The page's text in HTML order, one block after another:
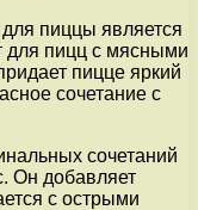
пиццы является
для пицц с мясными
пицце яркий
сочетание с
сочетаний
Он добавляет
с острыми